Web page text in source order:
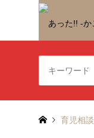
育児相談